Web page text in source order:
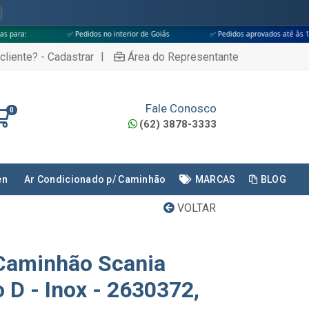
✅ Pedidos no interior de Goiás ✅ Pedidos aprovados até às 18h ✅
- Cadastrar | Área do Representante
0 Fale Conosco
(62) 3878-3333
Ar Condicionado p/ Caminhão MARCAS BLOG
VOLTAR
Scania
D - Inox - 2630372,